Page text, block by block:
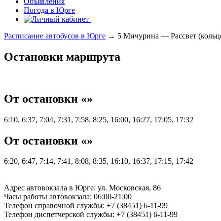
Погода в Юрге
Расписание автобусов в Юрге → 5 Мичурина — Рассвет
Остановки маршрута
От остановки «»
6:10, 6:37, 7:04, 7:31, 7:58, 8:25, 16:00, 16:27, 17:05, 17:32
От остановки «»
6:20, 6:47, 7:14, 7:41, 8:08, 8:35, 16:10, 16:37, 17:15, 17:42
Адрес автовокзала в Юрге: ул. Московская, 86
Часы работы автовокзала: 06:00-21:00
Телефон справочной службы: +7 (38451) 6-11-99
Телефон диспетчерской службы: +7 (38451) 6-11-99